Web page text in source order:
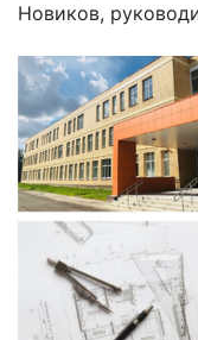
Новиков,